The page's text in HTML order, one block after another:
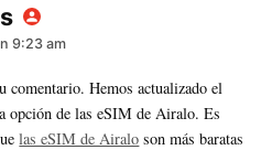
dice:
9:23 am
Hemos actualizado el
opción de las eSIM de Airalo. Es
las eSIM de Airalo son más baratas